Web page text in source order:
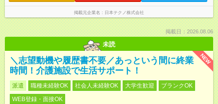
掲載元企業名 日本テクノ株式会社
掲載日：2026.08.06
未読
NEW
＼志望動機や履歴書不要／あっという間に終業
時間！介護施設で生活サポート！
派遣 職種未経験OK 社会人未経験OK 大学生歓迎
ブランクOK
WEB登録・面接OK